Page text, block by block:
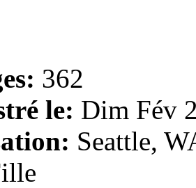
362
le: Dim Fév
Seattle,